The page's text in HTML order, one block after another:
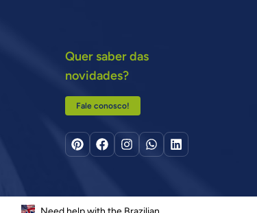
Quer saber das
novidades?
Fale conosco!